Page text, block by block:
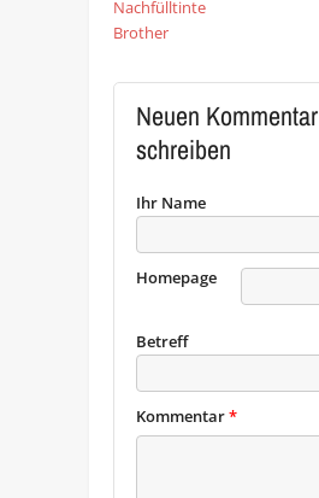
Nachfülltinte
Brother
Neuen Kommentar
schreiben
Ihr Name
Homepage
Betreff
Kommentar*